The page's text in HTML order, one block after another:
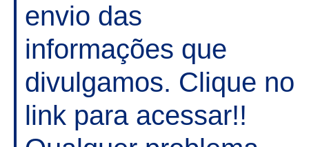
envio das
informações que
divulgamos. Clique no
link para acessar!!